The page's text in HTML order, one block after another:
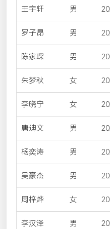
王宇轩 男
罗子昂 男
陈家琛 男
朱梦秋 女
李晓宁 女
唐迪文 男
杨奕涛 男
吴豪杰 男
周梓烨 女
李汉泽 男